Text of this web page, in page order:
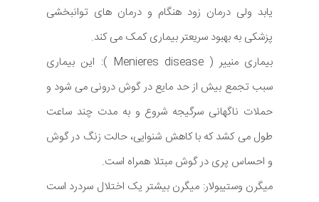
یابد ولی درمان زود هنگام و درمان های توانبخشی
پزشکی به بهبود سریعتر بیماری کمک می کند.
بیماری منییر ( Menieres disease ): این بیماری
سبب تجمع بیش از حد مایع در گوش درونی می شود و
حملات ناگهانی سرگیجه شروع و به مدت چند ساعت
طول می کشد که با کاهش شنوایی، حالت زنگ در گوش
و احساس پری در گوش مبتلا همراه است.
میگرن وستیبولار: میگرن بیشتر یک اختلال سردرد است